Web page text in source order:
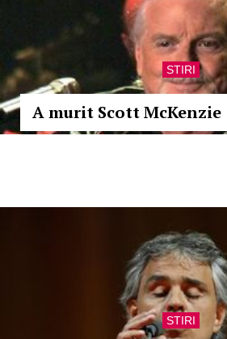
STIRI
A murit Scott McKenzie
STIRI